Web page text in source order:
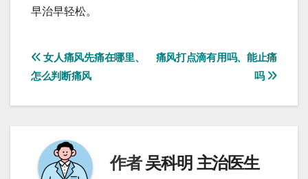
早治早轻松。
文
章
航
痛风打点滴有用吗、能止痛
吗
女人痛风先痛在哪里、
怎么判断痛风
作者吴科明 主治医生